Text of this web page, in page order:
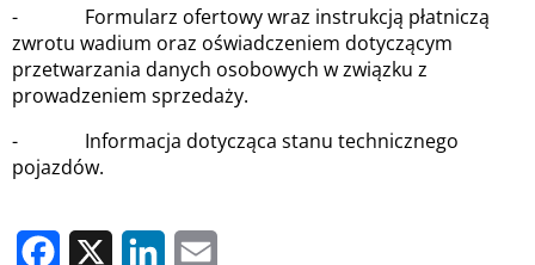
- Formularz ofertowy wraz instrukcją płatniczą
zwrotu wadium oraz oświadczeniem dotyczącym
przetwarzania danych osobowych w związku z
prowadzeniem sprzedaży.
- Informacja dotycząca stanu technicznego
pojazdów.
Facebook LinkedIn